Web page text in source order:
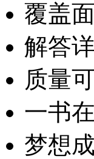
覆盖
解答
质量
一书
梦想